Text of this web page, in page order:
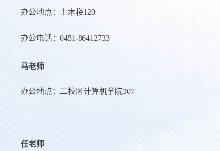
办公地点：土木楼120
办公电话：0451-86412733
马老师
办公地点：二校区计算机学院307
任老师